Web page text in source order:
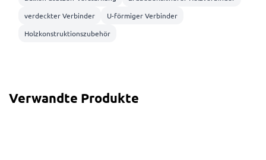
verdeckter Verbinder
U-förmiger Verbinder
Holzkonstruktionszubehör
Verwandte Produkte